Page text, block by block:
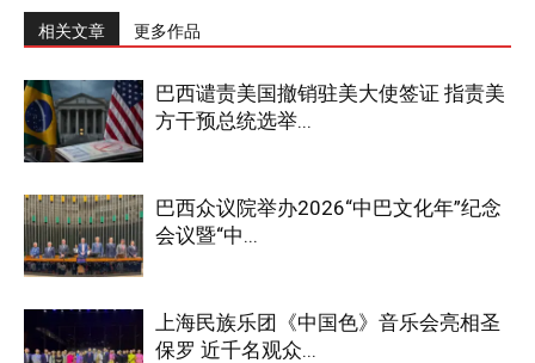
相关文章 更多作品
巴西谴责美国撤销驻美大使签证 指责美
方干预总统选举...
巴西众议院举办2026“中巴文化年”纪念
会议暨“中...
上海民族乐团《中国色》音乐会亮相圣
保罗 近千名观众...